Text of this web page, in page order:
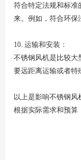
符合特定法规和标准
来。例如，符合环保
10. 运输和安装：
不锈钢风机是比较大
要远距离运输或者特
以上是影响不锈钢
根据实际需求和预算